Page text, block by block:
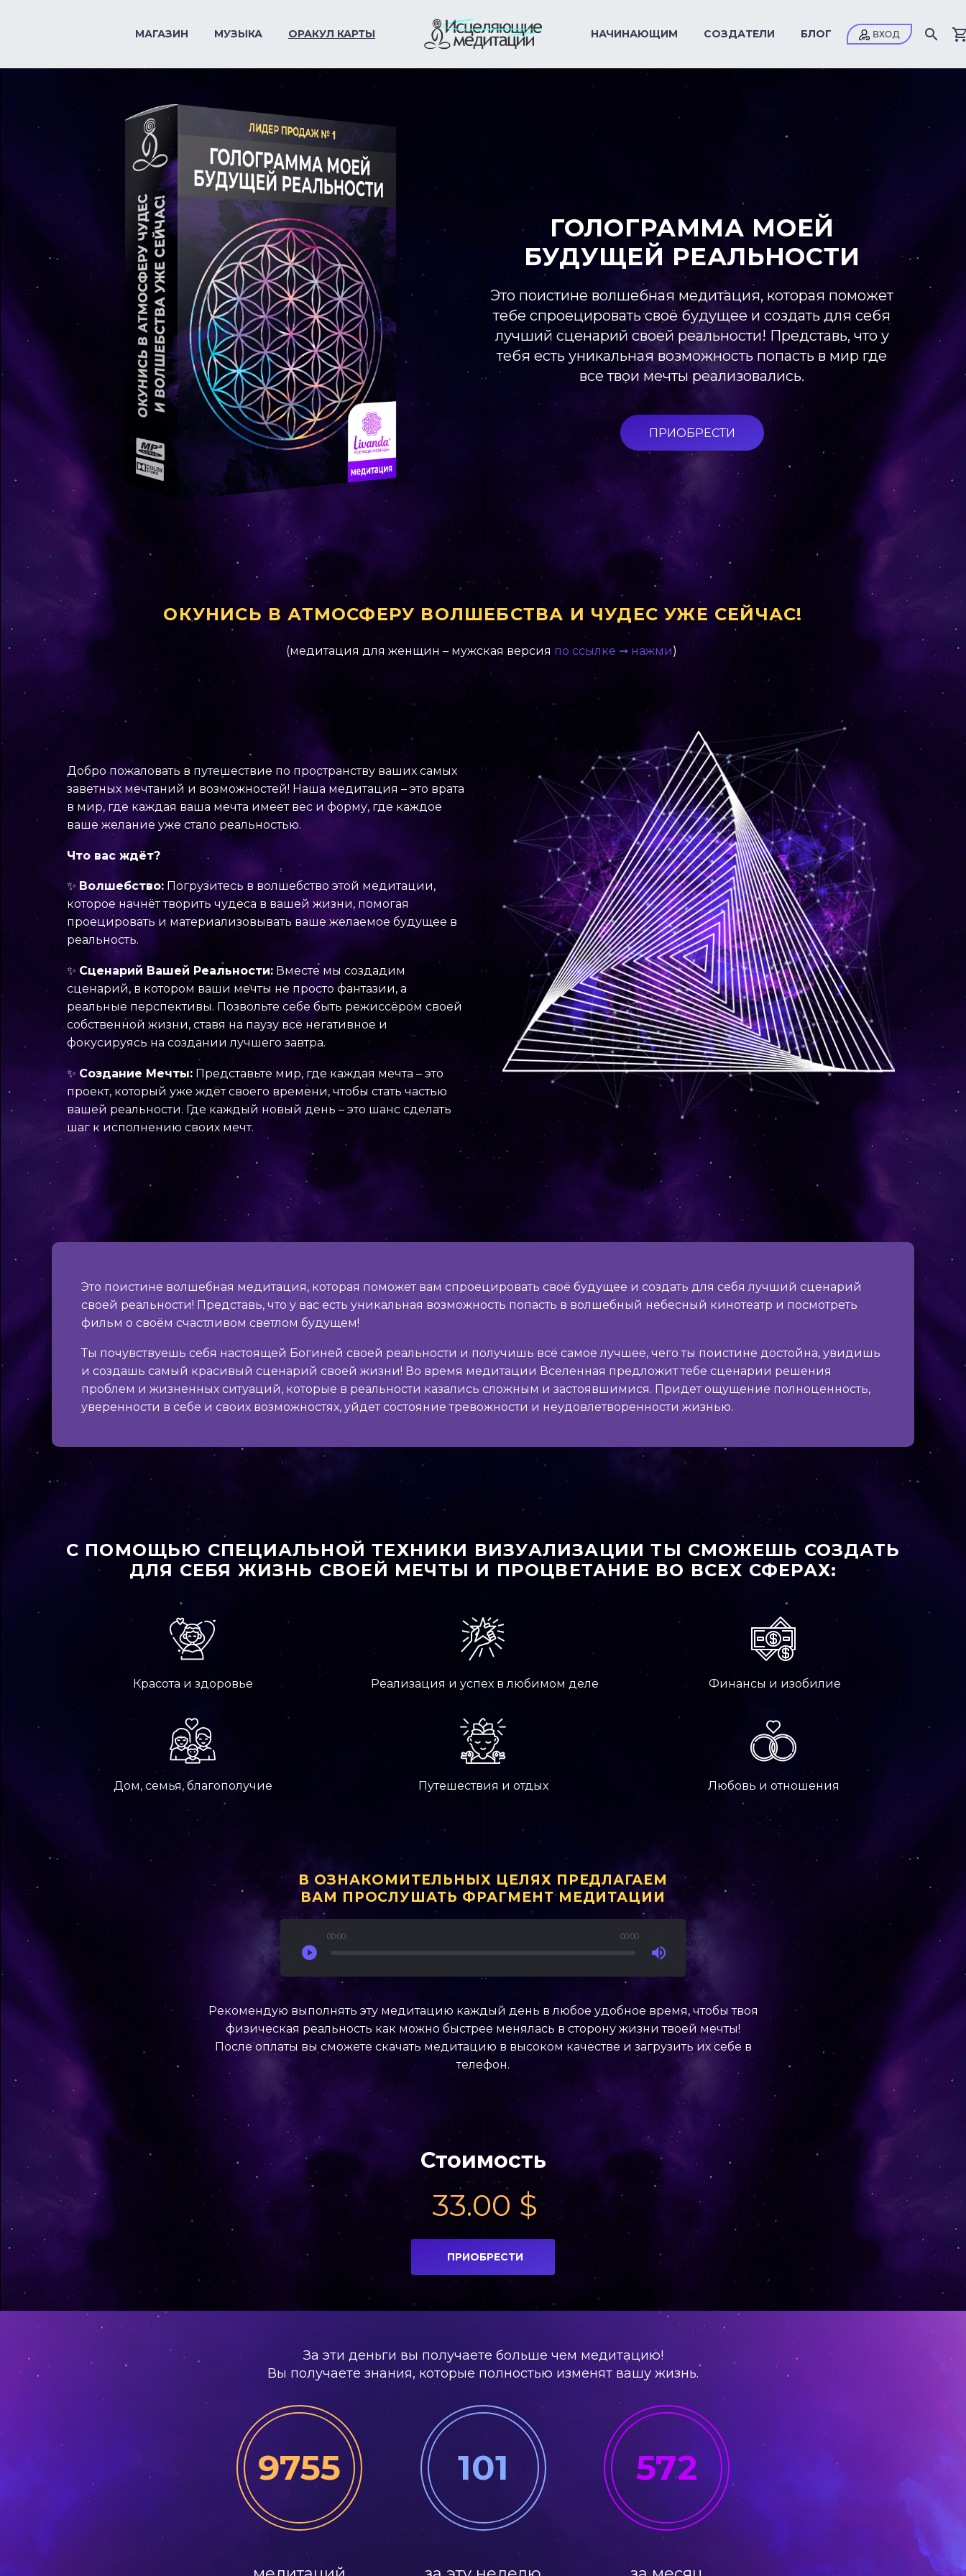
МАГАЗИН МУЗЫКА ОРАКУЛ КАРТЫ НАЧИНАЮЩИМ СОЗДАТЕЛИ БЛОГ
ГОЛОГРАММА МОЕЙ
БУДУЩЕЙ РЕАЛЬНОСТИ
Это поистине волшебная медитация, которая поможет
тебе спроецировать своё будущее и создать для себя
лучший сценарий своей реальности! Представь, что у
тебя есть уникальная возможность попасть в мир где
все твои мечты реализовались.
ПРИОБРЕСТИ
ОКУНИСЬ В АТМОСФЕРУ ВОЛШЕБСТВА И ЧУДЕС УЖЕ СЕЙЧАС!
(медитация для женщин – мужская версия по ссылке ➞ нажми)
Добро пожаловать в путешествие по пространству ваших самых
заветных мечтаний и возможностей! Наша медитация – это врата
в мир, где каждая ваша мечта имеет вес и форму, где каждое
ваше желание уже стало реальностью.
Что вас ждёт?
✨ Волшебство: Погрузитесь в волшебство этой медитации,
которое начнёт творить чудеса в вашей жизни, помогая
проецировать и материализовывать ваше желаемое будущее в
реальность.
✨ Сценарий Вашей Реальности: Вместе мы создадим
сценарий, в котором ваши мечты не просто фантазии, а
реальные перспективы. Позвольте себе быть режиссёром своей
собственной жизни, ставя на паузу всё негативное и
фокусируясь на создании лучшего завтра.
✨ Создание Мечты: Представьте мир, где каждая мечта – это
проект, который уже ждёт своего времени, чтобы стать частью
вашей реальности. Где каждый новый день – это шанс сделать
шаг к исполнению своих мечт.
Это поистине волшебная медитация, которая поможет вам спроецировать своё будущее и создать для себя лучший сценарий
своей реальности! Представь, что у вас есть уникальная возможность попасть в волшебный небесный кинотеатр и посмотреть
фильм о своём счастливом светлом будущем!
Ты почувствуешь себя настоящей Богиней своей реальности и получишь всё самое лучшее, чего ты поистине достойна, увидишь
и создашь самый красивый сценарий своей жизни! Во время медитации Вселенная предложит тебе сценарии решения
проблем и жизненных ситуаций, которые в реальности казались сложным и застоявшимися. Придет ощущение полноценность,
уверенности в себе и своих возможностях, уйдет состояние тревожности и неудовлетворенности жизнью.
С ПОМОЩЬЮ СПЕЦИАЛЬНОЙ ТЕХНИКИ ВИЗУАЛИЗАЦИИ ТЫ СМОЖЕШЬ СОЗДАТЬ
ДЛЯ СЕБЯ ЖИЗНЬ СВОЕЙ МЕЧТЫ И ПРОЦВЕТАНИЕ ВО ВСЕХ СФЕРАХ:
Красота и здоровье Реализация и успех в любимом деле Финансы и изобилие
Дом, семья, благополучие Путешествия и отдых Любовь и отношения
В ОЗНАКОМИТЕЛЬНЫХ ЦЕЛЯХ ПРЕДЛАГАЕМ
ВАМ ПРОСЛУШАТЬ ФРАГМЕНТ МЕДИТАЦИИ
00:00 00:00
Рекомендую выполнять эту медитацию каждый день в любое удобное время, чтобы твоя
физическая реальность как можно быстрее менялась в сторону жизни твоей мечты!
После оплаты вы сможете скачать медитацию в высоком качестве и загрузить их себе в
телефон.
Стоимость
33.00 $
ПРИОБРЕСТИ
За эти деньги вы получаете больше чем медитацию!
Вы получаете знания, которые полностью изменят вашу жизнь.
9755 101 572